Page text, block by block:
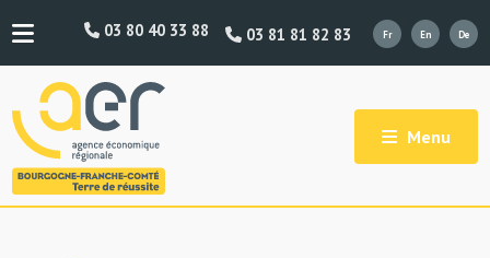
03 81 81 82 83
03 80 40 33 88
Menu